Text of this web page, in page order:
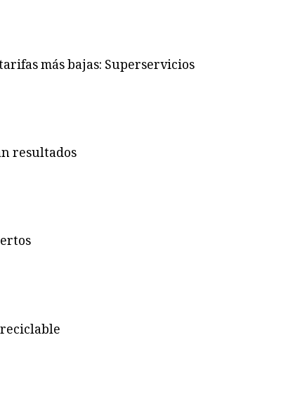
más bajas: Superservicios
resultados